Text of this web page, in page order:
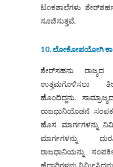
ಟಂಕಶಾಲೆಗಳು
ಸೂಚಿಸುತ್ತವೆ.
10. ಲೋಕೋಪಯೋಗಿ
ಶೇರ್‌ಸಹನು ರಾಜ್ಯದ
ಉತ್ತಮಗೊಳಿಸಲು
ಹೊಂದಿದ್ದನು.
ರಾಜಧಾನಿಯೊಡನೆ
ಹೊಸ ಮಾರ್ಗಗಳನ್ನು
ಮಾರ್ಗಗಳನ್ನು
ರಾಜಧಾನಿಯನ್ನು
ಹೆದ್ದಾರಿಗಳನ್ನು